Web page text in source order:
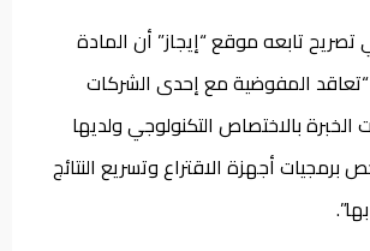
تابعه موقع “إيجاز” أن المادة
“تعاقد المفوضية مع إحدى الشركات
الخبرة بالاختصاص التكنولوجي ولديها
برمجيات أجهزة الاقتراع وتسريع النتائج